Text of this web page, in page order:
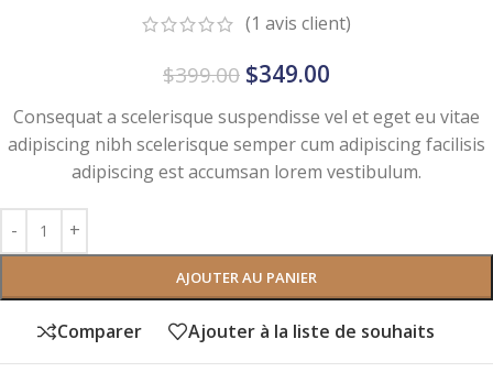
(1 avis client)
$399.00 $349.00
Consequat a scelerisque suspendisse vel et eget eu vitae
adipiscing nibh scelerisque semper cum adipiscing facilisis
adipiscing est accumsan lorem vestibulum.
AJOUTER AU PANIER
Comparer Ajouter à la liste de souhaits